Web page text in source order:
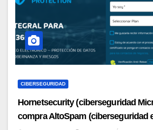
CIBERSEGURIDAD
Hornetsecurity (ciberseguridad
compra AltoSpam (ciberseguridad